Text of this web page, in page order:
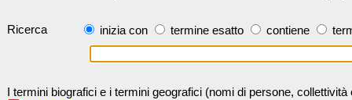
Ricerca inizia con termine esatto contiene
I termini biografici e i termini geografici (nomi di persone,